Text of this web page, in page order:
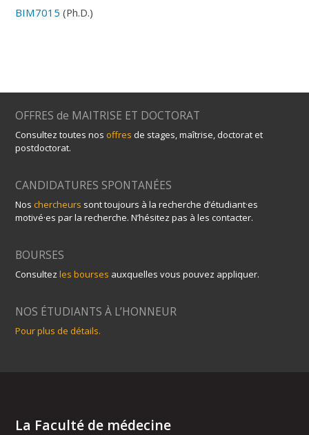
BIM7015 (Ph.D.)
OFFRES de MAITRISE ET DOCTORAT
Consultez toutes nos offres de stages, maîtrise, doctorat et
postdoctorat.
CANDIDATURES SPONTANÉES
Noschercheurs sont toujours à la recherche d’étudiant·es
motivé·es par la recherche. N’hésitez pas à les contacter.
BOURSES
Consultezles bourses auxquelles vous pouvez appliquer.
NOS ÉTUDIANTS À L’HONNEUR
Pour plus de détails.
La Faculté de médecine